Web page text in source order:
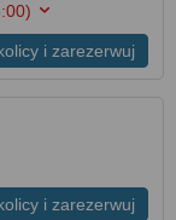
i zarezerwuj
i zarezerwuj